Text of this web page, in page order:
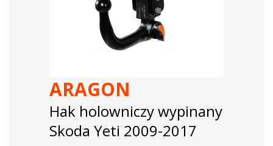
ARAGON
Hak holowniczy wypinany
Skoda Yeti 2009-2017